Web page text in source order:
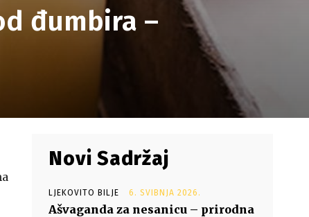
đumbira –
Novi Sadržaj
LJEKOVITO BILJE 6. SVIBNJA 2026.
Ašvaganda za nesanicu – prirodna